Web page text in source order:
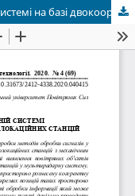
Обробка сигналів у мультирадарній системі на базі двокоординатних оглядових радіолокаційних станцій